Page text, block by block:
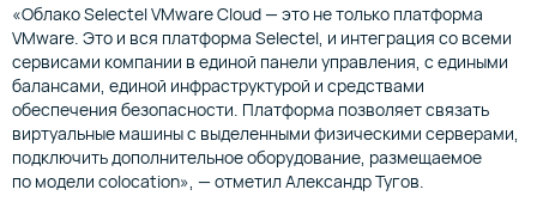
«Облако Selectel VMware Cloud — это не только платформа
VMware. Это и вся платформа Selectel, и интеграция со всеми
сервисами компании в единой панели управления, с едиными
балансами, единой инфраструктурой и средствами
обеспечения безопасности. Платформа позволяет связать
виртуальные машины с выделенными физическими серверами,
подключить дополнительное оборудование, размещаемое
по модели colocation», — отметил Александр Тугов.